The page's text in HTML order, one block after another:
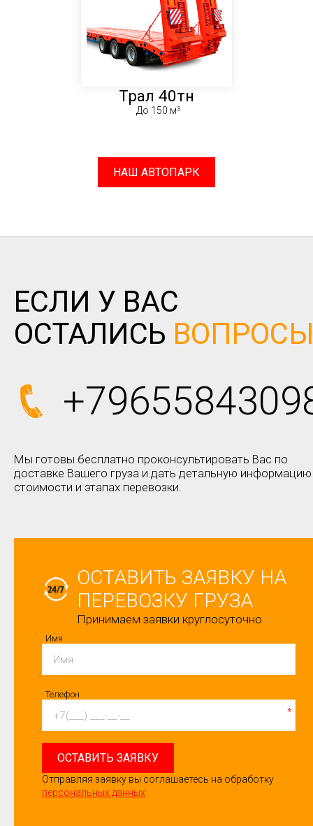
Трал 40тн
До 150 м
НАШ АВТОПАРК
ЕСЛИ У ВАС
ОСТАЛИСЬ
Мы готовы бесплатно проконсультировать Вас по
доставке Вашего груза и дать детальную
стоимости и этапах перевозки.
ОСТАВИТЬ ЗАЯВКУ НА
ПЕРЕВОЗКУ ГРУЗА
Принимаем заявки круглосуточно
Имя
Телефон
*
ОСТАВИТЬ ЗАЯВКУ
Отправляя заявку вы соглашаетесь на обработку
персональных данных